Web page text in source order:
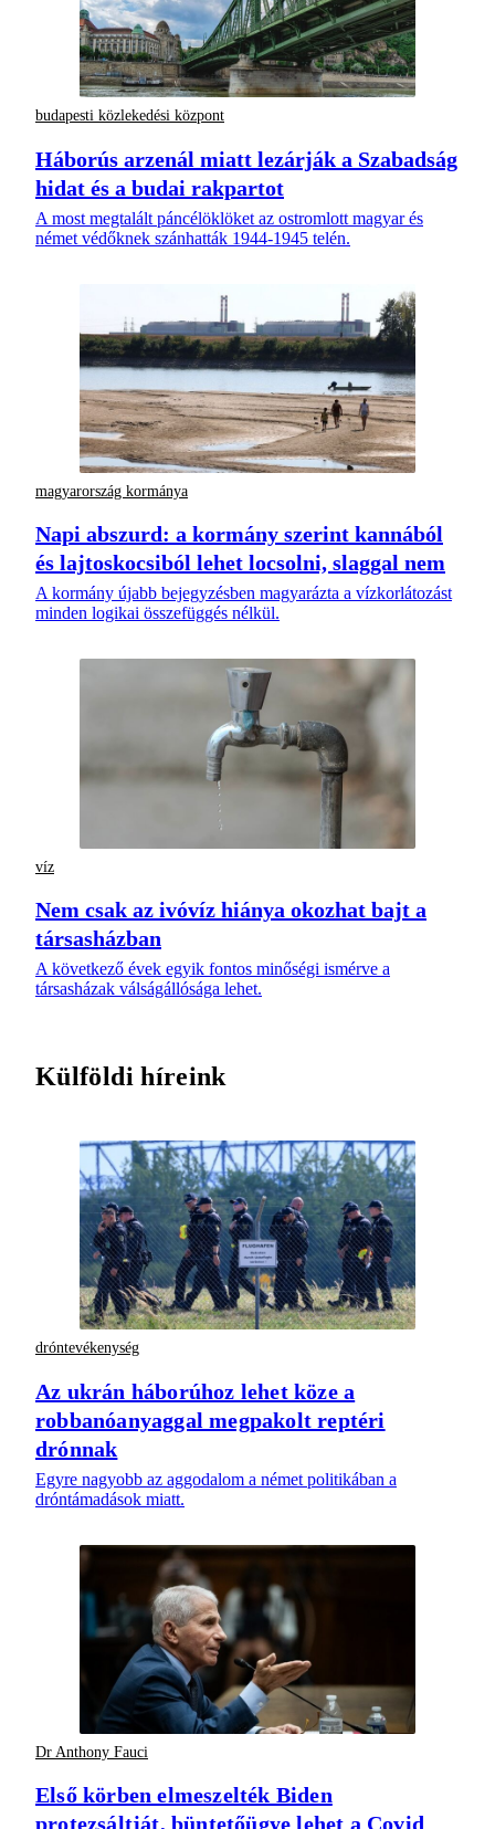
budapesti közlekedési központ
Háborús arzenál miatt lezárják a Szabadság
hidat és a budai rakpartot
A most megtalált páncélöklöket az ostromlott magyar és
német védőknek szánhatták 1944-1945 telén.
magyarország kormánya
Napi abszurd: a kormány szerint kannából
és lajtoskocsiból lehet locsolni, slaggal nem
A kormány újabb bejegyzésben magyarázta a vízkorlátozást
minden logikai összefüggés nélkül.
víz
Nem csak az ivóvíz hiánya okozhat bajt a
társasházban
A következő évek egyik fontos minőségi ismérve a
társasházak válságállósága lehet.
Külföldi híreink
dróntevékenység
Az ukrán háborúhoz lehet köze a
robbanóanyaggal megpakolt reptéri
drónnak
Egyre nagyobb az aggodalom a német politikában a
dróntámadások miatt.
Dr Anthony Fauci
Első körben elmeszelték Biden
protezsáltját, büntetőügye lehet a Covid